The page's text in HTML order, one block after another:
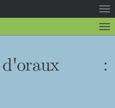
la
la
: